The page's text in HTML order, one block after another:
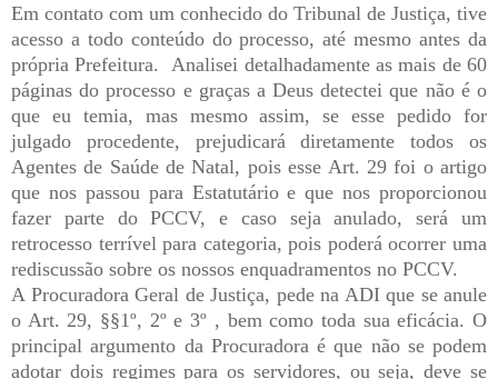
Em contato com um conhecido do Tribunal de Justiça, tive
acesso a todo conteúdo do processo, até mesmo antes da
própria Prefeitura. Analisei detalhadamente as mais de 60
páginas do processo e graças a Deus detectei que não é o
que eu temia, mas mesmo assim, se esse pedido for
julgado procedente, prejudicará diretamente todos os
Agentes de Saúde de Natal, pois esse Art. 29 foi o artigo
que nos passou para Estatutário e que nos proporcionou
fazer parte do PCCV, e caso seja anulado, será um
retrocesso terrível para categoria, pois poderá ocorrer uma
rediscussão sobre os nossos enquadramentos no PCCV.
A Procuradora Geral de Justiça, pede na ADI que se anule
o Art. 29, §§1º, 2º e 3º , bem como toda sua eficácia. O
principal argumento da Procuradora é que não se podem
adotar dois regimes para os servidores, ou seja, deve se